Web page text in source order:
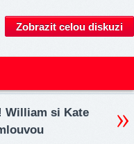
Zobrazit celou diskuzi
William si Kate